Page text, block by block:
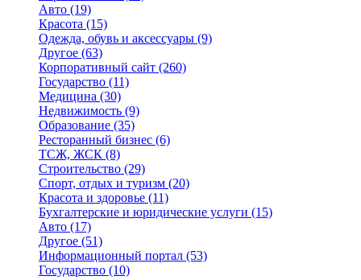
Авто (19)
Красота (15)
Одежда, обувь и аксессуары (9)
Другое (63)
Корпоративный сайт (260)
Государство (11)
Медицина (30)
Недвижимость (9)
Образование (35)
Ресторанный бизнес (6)
ТСЖ, ЖСК (8)
Строительство (29)
Спорт, отдых и туризм (20)
Красота и здоровье (11)
Бухгалтерские и юридические услуги (15)
Авто (17)
Другое (51)
Информационный портал (53)
Государство (10)